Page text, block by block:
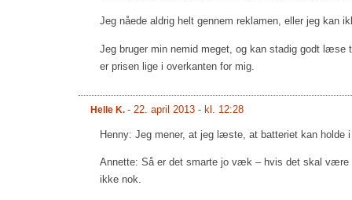
Jeg nåede aldrig helt gennem reklamen, eller jeg kan
Jeg bruger min nemid meget, og kan stadig godt læse
er prisen lige i overkanten for mig.
Helle K. - 22. april 2013 - kl. 12:28
Henny: Jeg mener, at jeg læste, at batteriet kan holde
Annette: Så er det smarte jo væk – hvis det skal være
ikke nok.